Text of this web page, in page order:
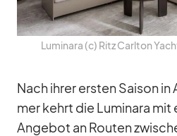
Lu­mi­nara (c) Ritz Carl­ton
Nach ih­rer ers­ten Sai­son
mer kehrt die Lu­mi­nara
An­ge­bot an Rou­ten